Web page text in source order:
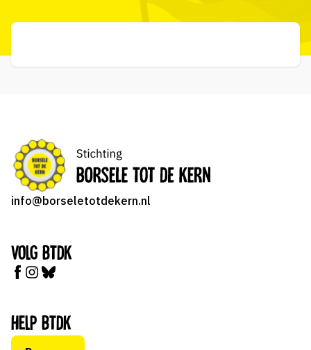
info@borseletotdekern.nl
Volg BTDK
Help BTDK